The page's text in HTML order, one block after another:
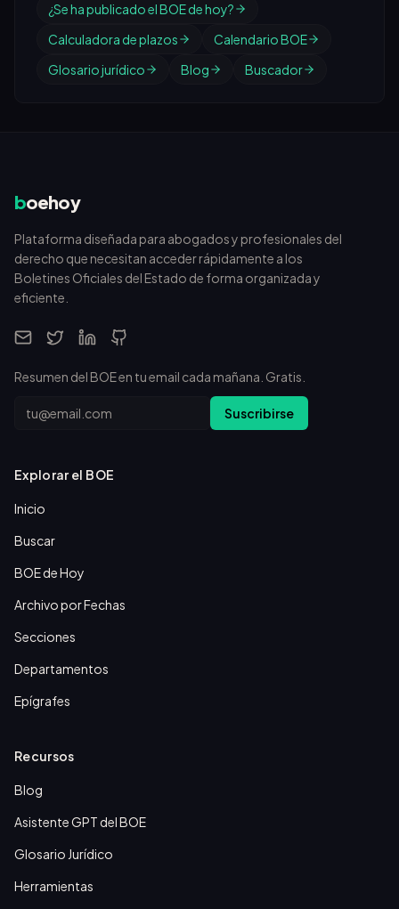
¿Se ha publicado el BOE de hoy?
Calculadora de plazos
Calendario BOE
Glosario jurídico
Blog Buscador
boehoy
Plataforma diseñada para abogados y profesionales del
derecho que necesitan acceder rápidamente a los
Boletines Oficiales del Estado de forma organizada y
eficiente.
Resumen del BOE en tu email cada mañana. Gratis.
Email Suscribirse
Explorar el BOE
Inicio
Buscar
BOE de Hoy
Archivo por Fechas
Secciones
Departamentos
Epígrafes
Recursos
Blog
Asistente GPT del BOE
Glosario Jurídico
Herramientas